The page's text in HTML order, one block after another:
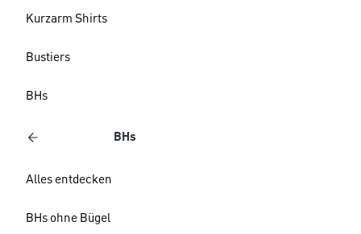
Kurzarm Shirts
Bustiers
BHs
BHs
Alles entdecken
BHs ohne Bügel